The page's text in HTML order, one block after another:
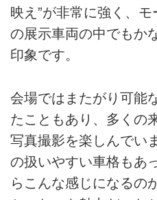
映え”が非常に強く、
の展示車両の中でもか
印象です。
会場ではまたがり可能
たこともあり、多くの
写真撮影を楽しんでい
の扱いやすい車格もあ
らこんな感じになるの